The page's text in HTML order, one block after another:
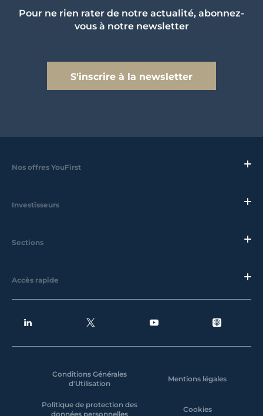
Pour ne rien rater de notre actualité, abonnez-
vous à notre newsletter
S'inscrire à la newsletter
Nos offres YouFirst
Investisseurs
Sections
Accès rapide
Conditions Générales
d'Utilisation
Mentions légales
Politique de protection des
données personnelles
Cookies